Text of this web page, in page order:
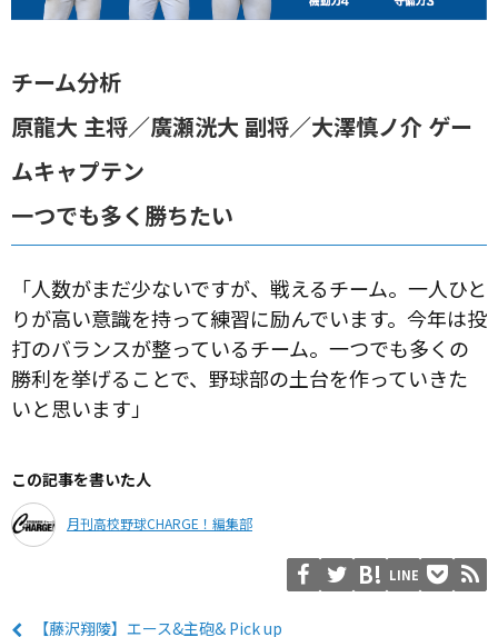
チーム分析
原龍大 主将／廣瀬洸大 副将／大澤慎ノ介 ゲー
ムキャプテン
一つでも多く勝ちたい
「人数がまだ少ないですが、戦えるチーム。一人ひと
りが高い意識を持って練習に励んでいます。今年は投
打のバランスが整っているチーム。一つでも多くの
勝利を挙げることで、野球部の土台を作っていきた
いと思います」
この記事を書いた人
月刊高校野球CHARGE！編集部
LINE
【藤沢翔陵】エース&主砲& Pick up